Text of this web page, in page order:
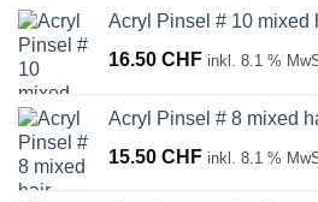
Acryl Pinsel # 10 mixed
16.50 CHF inkl. 8.1 %
Acryl Pinsel # 8 mixed
15.50 CHF inkl. 8.1 %